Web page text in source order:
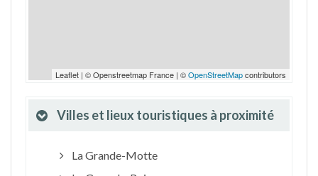
Leaflet | © Openstreetmap France | ©OpenStreetMapcontributors
Villes et lieux touristiques à proximité
La Grande-Motte